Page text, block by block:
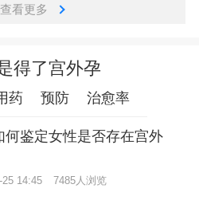
看更多
得了宫外孕
药 预防 治愈率
何鉴定女性是否存在宫外
25 14:45 7485人浏览